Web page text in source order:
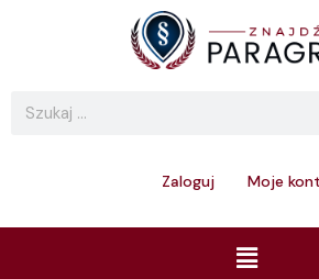
Search
Zaloguj Moje
Menu